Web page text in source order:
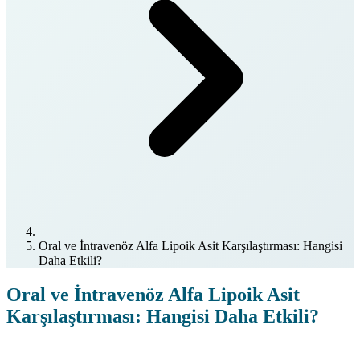
Oral ve İntravenöz Alfa Lipoik Asit Karşılaştırması: Hangisi
Daha Etkili?
Oral ve İntravenöz Alfa Lipoik Asit
Karşılaştırması: Hangisi Daha Etkili?